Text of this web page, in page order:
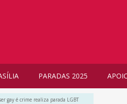
PARADAS 2025
gay é crime realiza parada LGBT